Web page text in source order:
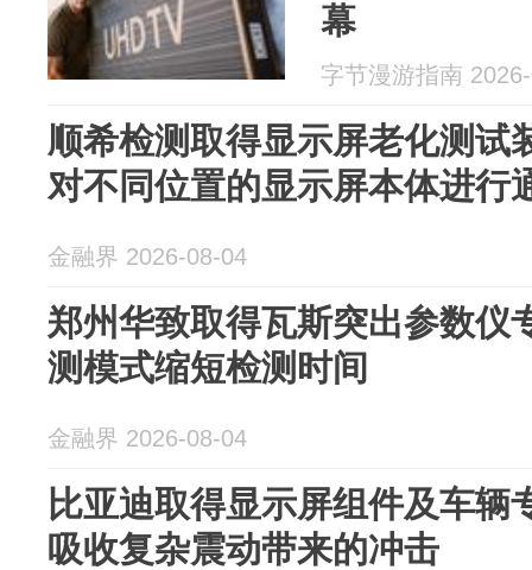
幕
字节漫游指南
顺希检测取得显示屏老化测试
对不同位置的显示屏本体进行
金融界 2026-08-04
郑州华致取得瓦斯突出参数仪
测模式缩短检测时间
金融界 2026-08-04
比亚迪取得显示屏组件及车辆
吸收复杂震动带来的冲击